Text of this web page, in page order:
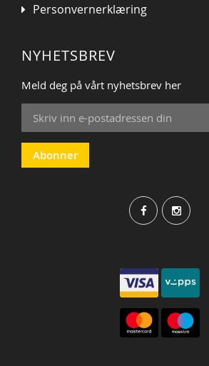
Personvernerklæring
NYHETSBREV
Meld deg på vårt nyhetsbrev her
Sign
Up
for
Our
Newsletter:
Abonner